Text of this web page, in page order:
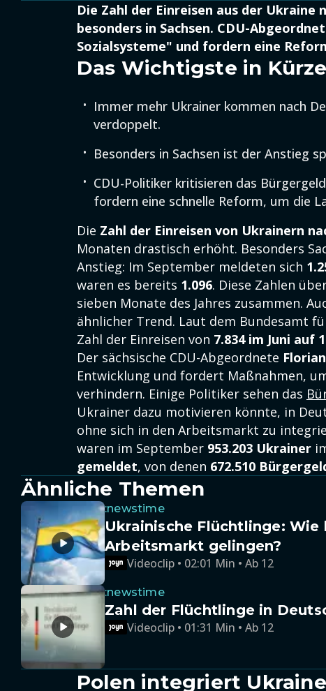
Die Zahl der Einreisen aus der
besonders in Sachsen. CDU-
Sozialsysteme" und fordern eine
Das Wichtigste in Kürze
Immer mehr Ukrainer kommen nach
verdoppelt.
Besonders in Sachsen ist der Anstieg
CDU-Politiker kritisieren das
fordern eine schnelle Reform, um die
Die Zahl der Einreisen von Ukrainern
Monaten drastisch erhöht. Besonders
Anstieg: Im September meldeten sich
waren es bereits 1.096. Diese Zahlen
sieben Monate des Jahres zusammen.
ähnlicher Trend. Laut dem Bundesamt
Zahl der Einreisen von 7.834 im Juni auf
Der sächsische CDU-Abgeordnete
Entwicklung und fordert Maßnahmen,
verhindern. Einige Politiker sehen das
Ukrainer dazu motivieren könnte, in
ohne sich in den Arbeitsmarkt zu
waren im September 953.203 Ukrainer
gemeldet, von denen 672.510
Ähnliche Themen
:newstime
Ukrainische Flüchtlinge:
Arbeitsmarkt gelingen?
Videoclip • 02:01 Min • Ab 12
:newstime
Zahl der Flüchtlinge in
Videoclip • 01:31 Min • Ab 12
Polen integriert